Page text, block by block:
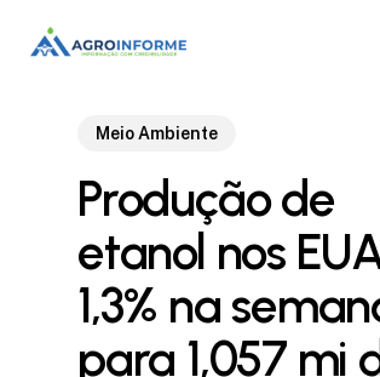
Meio Ambiente
Produção de
etanol nos
1,3% na
para 1,057 mi